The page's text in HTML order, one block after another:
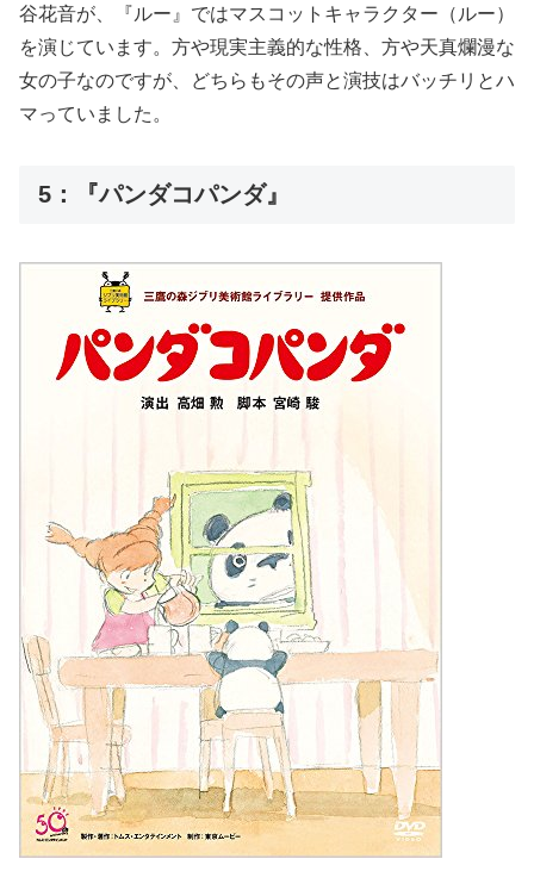
谷花音が、『ルー』ではマスコットキャラクター（ルー）
を演じています。方や現実主義的な性格、方や天真爛漫な
女の子なのですが、どちらもその声と演技はバッチリとハ
マっていました。
5：『パンダコパンダ』